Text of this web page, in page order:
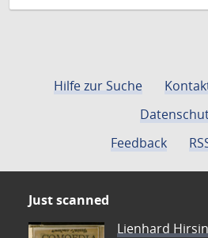
Hilfe zur Suche
Feedback
Just scanned
Lienhard